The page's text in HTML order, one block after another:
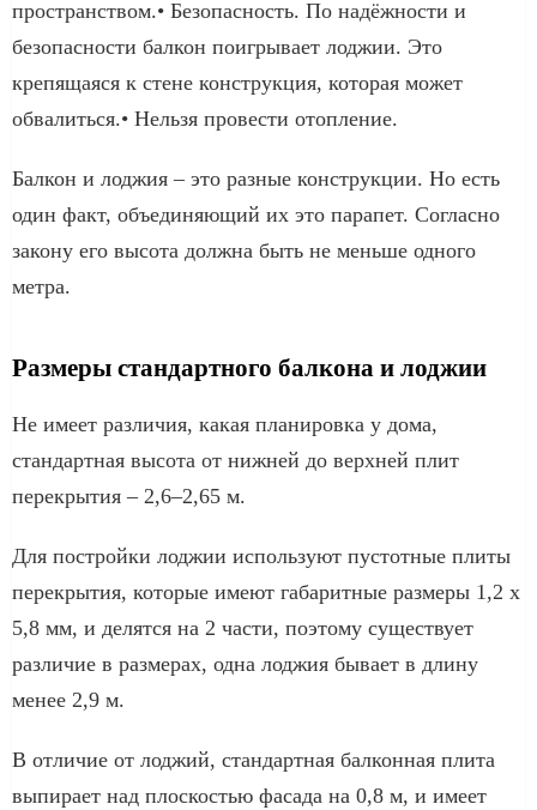
пространством.• Безопасность. По надёжности и
безопасности балкон поигрывает лоджии. Это
крепящаяся к стене конструкция, которая может
обвалиться.• Нельзя провести отопление.
Балкон и лоджия – это разные конструкции. Но есть
один факт, объединяющий их это парапет. Согласно
закону его высота должна быть не меньше одного
метра.
Размеры стандартного балкона и лоджии
Не имеет различия, какая планировка у дома,
стандартная высота от нижней до верхней плит
перекрытия – 2,6–2,65 м.
Для постройки лоджии используют пустотные плиты
перекрытия, которые имеют габаритные размеры 1,2 х
5,8 мм, и делятся на 2 части, поэтому существует
различие в размерах, одна лоджия бывает в длину
менее 2,9 м.
В отличие от лоджий, стандартная балконная плита
выпирает над плоскостью фасада на 0,8 м, и имеет